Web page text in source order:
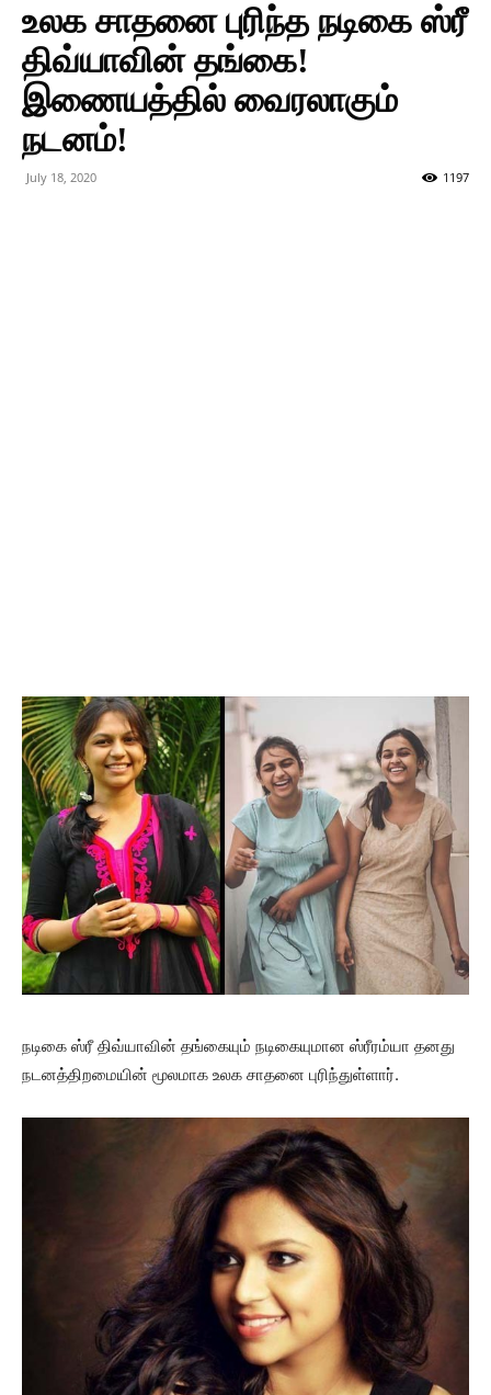
உலக சாதனை புரிந்த நடிகை ஸ்ரீ
திவ்யாவின் தங்கை!
இணையத்தில் வைரலாகும்
நடனம்!
July 18, 2020 1197
நடிகை ஸ்ரீ திவ்யாவின் தங்கையும் நடிகையுமான ஸ்ரீரம்யா தனது
நடனத்திறமையின் மூலமாக உலக சாதனை புரிந்துள்ளார்.